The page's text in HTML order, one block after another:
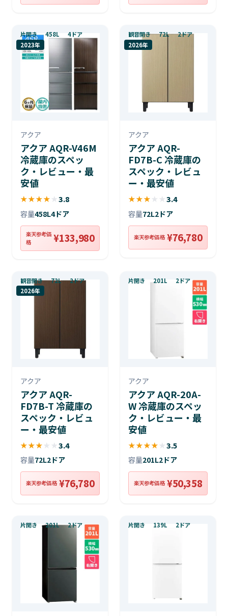
片開き 458L
4ドア
2023年
アクア
アクア AQR-V46M
冷蔵庫のスペッ
ク・レビュー・最
安値
★★★★ ★ 3.8
容量458L4ドア
楽天参考価
格
¥133,980
観音開き 72L
2ドア
2026年
アクア
アクア AQR-
FD7B-C 冷蔵庫の
スペック・レビュ
ー・最安値
★★★ ★ ★ 3.4
容量72L2ドア
楽天参考価格 ¥76,780
観音開き 72L
2ドア
2026年
アクア
アクア AQR-
FD7B-T 冷蔵庫の
スペック・レビュ
ー・最安値
★★★ ★ ★ 3.4
容量72L2ドア
楽天参考価格 ¥76,780
片開き 201L 2ドア
アクア
アクア AQR-20A-
W 冷蔵庫のスペッ
ク・レビュー・最
安値
★★★★ ★ 3.5
容量201L2ドア
楽天参考価格 ¥50,358
片開き 201L 2ドア 片開き 139L 2ドア